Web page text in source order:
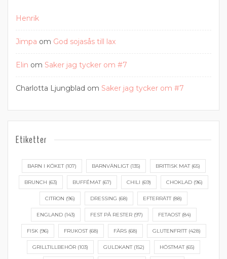
Henrik
Jimpa om God sojasås till lax
Elin om Saker jag tycker om #7
Charlotta Ljungblad om Saker jag tycker om #7
Etiketter
BARN I KÖKET(107) BARNVÄNLIGT(135) BRITTISK MAT(65)
BRUNCH (63) BUFFÉMAT(67) CHILI (69) CHOKLAD (96)
CITRON (96) DRESSING (68) EFTERRÄTT(88)
ENGLAND(143) FEST PÅ RESTER(97) FETAOST(84)
FISK(96) FRUKOST(68) FÄRS(68) GLUTENFRITT(428)
GRILLTILLBEHÖR (103) GULDKANT(152) HÖSTMAT(65)